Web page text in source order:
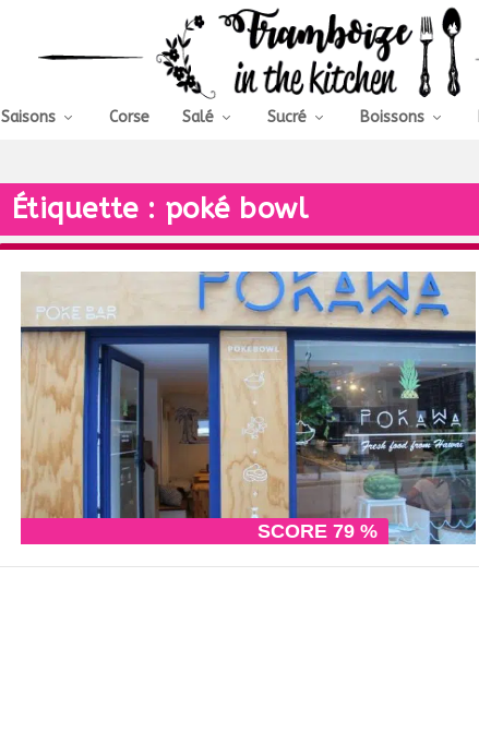
Saisons Corse Salé Sucré Boissons
Étiquette : poké bowl
SCORE 79 %